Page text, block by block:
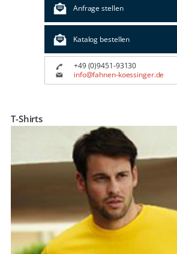
Anfrage stellen
Katalog bestellen
+49 (0)9451-93130
info@fahnen-koessinger.de
T-Shirts